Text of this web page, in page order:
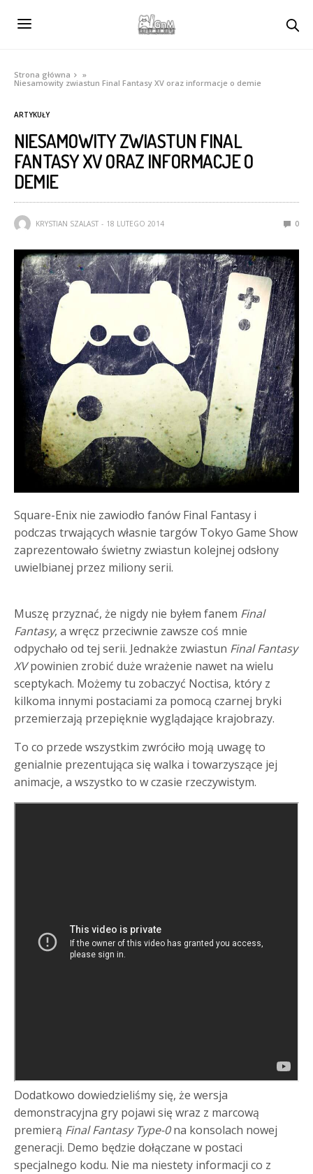
Strona główna
»
Niesamowity zwiastun Final Fantasy XV oraz informacje o demie
ARTYKUŁY
NIESAMOWITY ZWIASTUN FINAL
FANTASY XV ORAZ INFORMACJE O
DEMIE
KRYSTIAN SZALAST 18 LUTEGO 2014 0
Square-Enix nie zawiodło fanów Final Fantasy i
podczas trwających własnie targów Tokyo Game Show
zaprezentowało świetny zwiastun kolejnej odsłony
uwielbianej przez miliony serii.
Muszę przyznać, że nigdy nie byłem fanem Final
Fantasy, a wręcz przeciwnie zawsze coś mnie
odpychało od tej serii. Jednakże zwiastun Final Fantasy
XVpowinien zrobić duże wrażenie nawet na wielu
sceptykach. Możemy tu zobaczyć Noctisa, który z
kilkoma innymi postaciami za pomocą czarnej bryki
przemierzają przepięknie wyglądające krajobrazy.
To co przede wszystkim zwróciło moją uwagę to
genialnie prezentująca się walka i towarzyszące jej
animacje, a wszystko to w czasie rzeczywistym.
Dodatkowo dowiedzieliśmy się, że wersja
demonstracyjna gry pojawi się wraz z marcową
premierą Final Fantasy Type-0na konsolach nowej
generacji. Demo będzie dołączane w postaci
specjalnego kodu. Nie ma niestety informacji co z